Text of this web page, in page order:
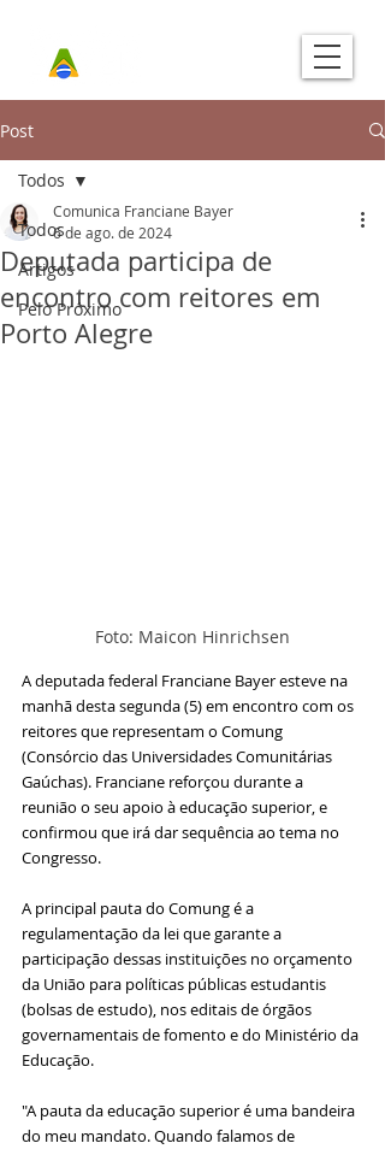
Post
Todos
Artigos
Pelo Próximo
Todos
Deputada participa de
encontro com reitores em
Porto Alegre
Comunica Franciane Bayer
6 de ago. de 2024
Foto: Maicon Hinrichsen
A deputada federal Franciane Bayer esteve na
manhã desta segunda (5) em encontro com os
reitores que representam o Comung
(Consórcio das Universidades Comunitárias
Gaúchas). Franciane reforçou durante a
reunião o seu apoio à educação superior, e
confirmou que irá dar sequência ao tema no
Congresso.
A principal pauta do Comung é a
regulamentação da lei que garante a
participação dessas instituições no orçamento
da União para políticas públicas estudantis
(bolsas de estudo), nos editais de órgãos
governamentais de fomento e do Ministério da
Educação.
"A pauta da educação superior é uma bandeira
do meu mandato. Quando falamos de